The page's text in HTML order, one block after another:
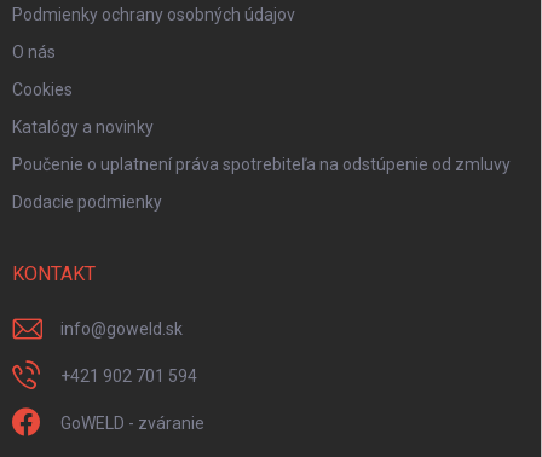
Podmienky ochrany osobných údajov
O nás
Cookies
Katalógy a novinky
Poučenie o uplatnení práva spotrebiteľa na odstúpenie od zmluvy
Dodacie podmienky
KONTAKT
info@goweld.sk
+421 902 701 594
GoWELD - zváranie